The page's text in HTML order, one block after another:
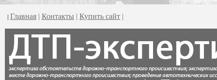
| Главная | Контакты | Купить сайт |